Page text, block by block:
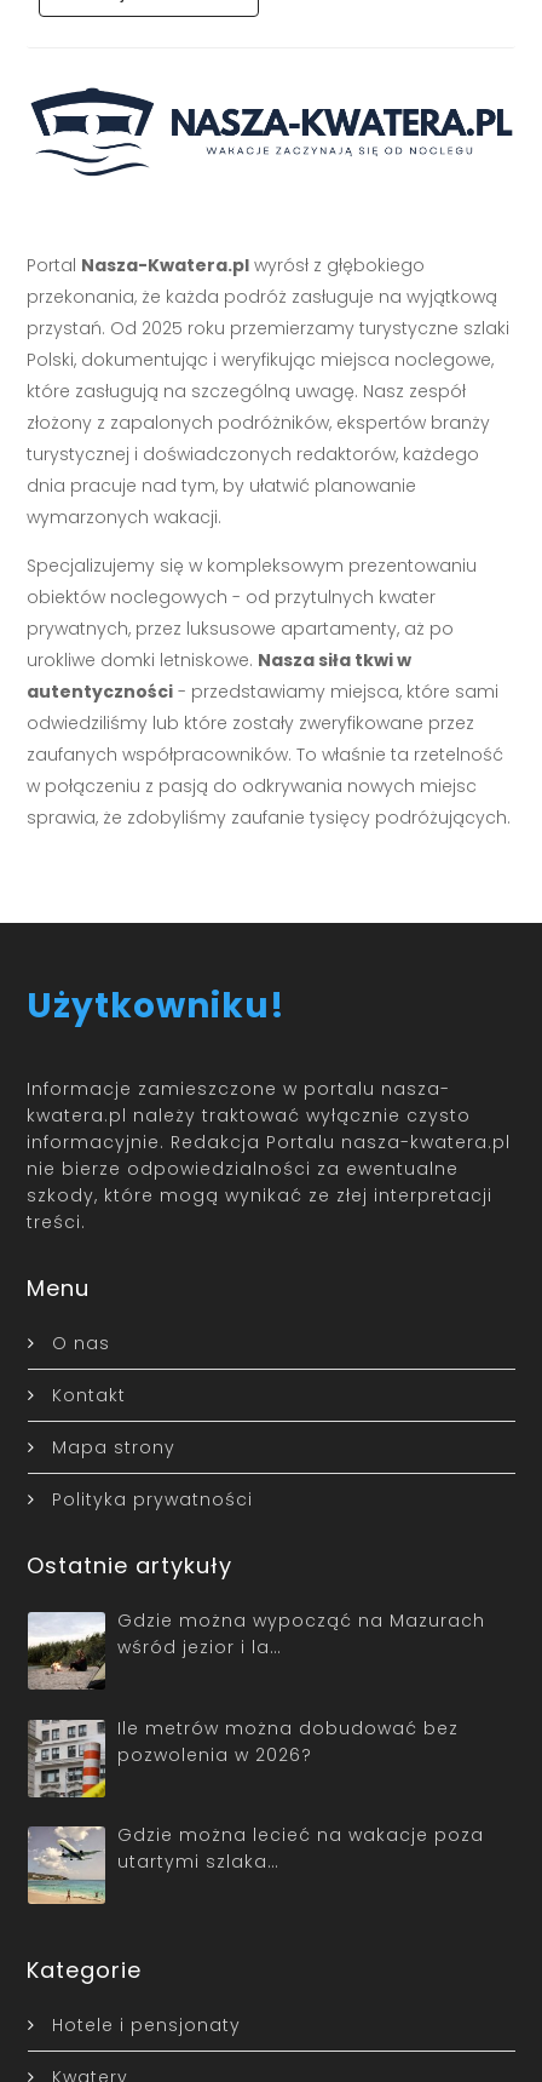
Portal Nasza-Kwatera.pl wyrósł z głębokiego
przekonania, że każda podróż zasługuje na wyjątkową
przystań. Od 2025 roku przemierzamy turystyczne szlaki
Polski, dokumentując i weryfikując miejsca noclegowe,
które zasługują na szczególną uwagę. Nasz zespół
złożony z zapalonych podróżników, ekspertów branży
turystycznej i doświadczonych redaktorów, każdego
dnia pracuje nad tym, by ułatwić planowanie
wymarzonych wakacji.
Specjalizujemy się w kompleksowym prezentowaniu
obiektów noclegowych - od przytulnych kwater
prywatnych, przez luksusowe apartamenty, aż po
urokliwe domki letniskowe. Nasza siła tkwi w
autentyczności - przedstawiamy miejsca, które sami
odwiedziliśmy lub które zostały zweryfikowane przez
zaufanych współpracowników. To właśnie ta rzetelność
w połączeniu z pasją do odkrywania nowych miejsc
sprawia, że zdobyliśmy zaufanie tysięcy podróżujących.
Użytkowniku!
Informacje zamieszczone w portalu nasza-
kwatera.pl należy traktować wyłącznie czysto
informacyjnie. Redakcja Portalu nasza-kwatera.pl
nie bierze odpowiedzialności za ewentualne
szkody, które mogą wynikać ze złej interpretacji
treści.
Menu
O nas
Kontakt
Mapa strony
Polityka prywatności
Ostatnie artykuły
Gdzie można wypocząć na Mazurach
wśród jezior i la…
Ile metrów można dobudować bez
pozwolenia w 2026?
Gdzie można lecieć na wakacje poza
utartymi szlaka…
Kategorie
Hotele i pensjonaty
Kwatery